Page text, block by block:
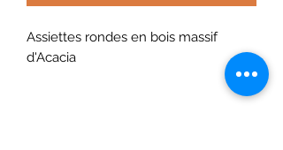
Assiettes rondes en bois massif
d'Acacia